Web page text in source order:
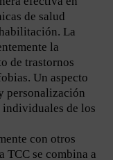
de salud
La
la
de trastornos
Un aspecto
personalización
individuales de los
con otros
TCC se combina a